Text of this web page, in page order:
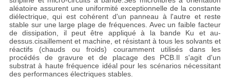
aléatoire assurent une uniformité exceptionnelle de la constante
diélectrique, qui est cohérent d'un panneau à l'autre et reste
stable sur une large plage de fréquences. Avec un faible facteur
de dissipation, il peut être appliqué à la bande Ku et au-
dessus.cisaillement et machine, et résistant à tous les solvants et
réactifs (chauds ou froids) couramment utilisés dans les
procédés de gravure et de placage des PCB.Il s'agit d'un
substrat à haute fréquence idéal pour les scénarios nécessitant
des performances électriques stables.